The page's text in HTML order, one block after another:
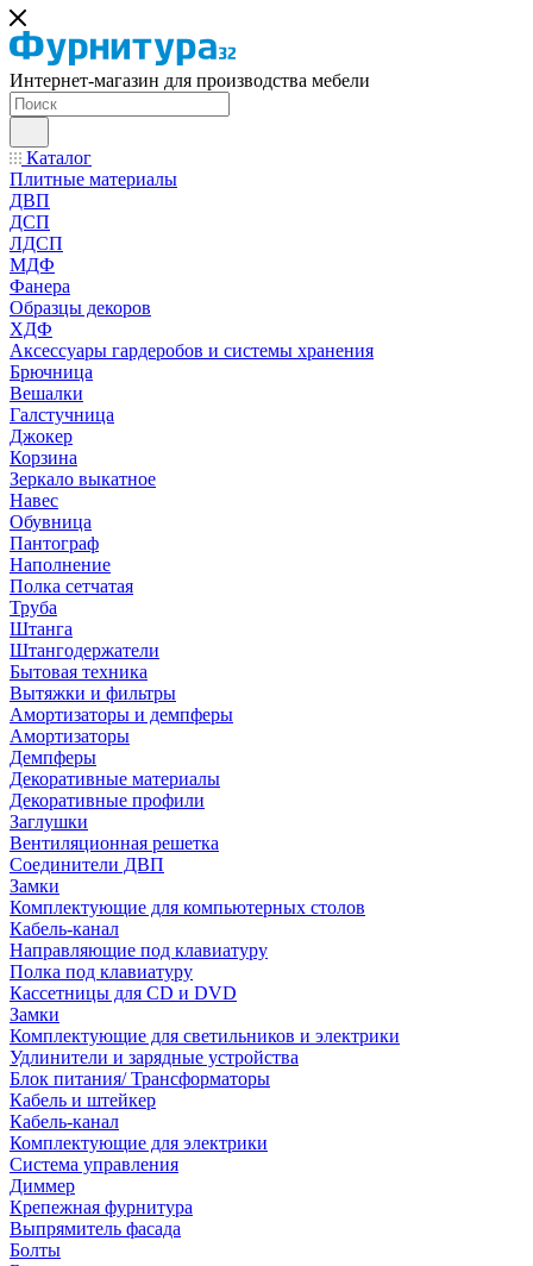
Интернет-магазин для производства мебели
Каталог
Плитные материалы
ДВП
ДСП
ЛДСП
МДФ
Фанера
Образцы декоров
ХДФ
Аксессуары гардеробов и системы хранения
Брючница
Вешалки
Галстучница
Джокер
Корзина
Зеркало выкатное
Навес
Обувница
Пантограф
Наполнение
Полка сетчатая
Труба
Штанга
Штангодержатели
Бытовая техника
Вытяжки и фильтры
Амортизаторы и демпферы
Амортизаторы
Демпферы
Декоративные материалы
Декоративные профили
Заглушки
Вентиляционная решетка
Соединители ДВП
Замки
Комплектующие для компьютерных столов
Кабель-канал
Направляющие под клавиатуру
Полка под клавиатуру
Кассетницы для CD и DVD
Замки
Комплектующие для светильников и электрики
Удлинители и зарядные устройства
Блок питания/ Трансформаторы
Кабель и штейкер
Кабель-канал
Комплектующие для электрики
Система управления
Диммер
Крепежная фурнитура
Выпрямитель фасада
Болты